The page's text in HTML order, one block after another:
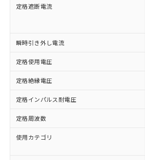
定格遮断電流
瞬時引き外し電流
定格使用電圧
定格絶縁電圧
定格インパルス耐電圧
定格周波数
使用カテゴリ